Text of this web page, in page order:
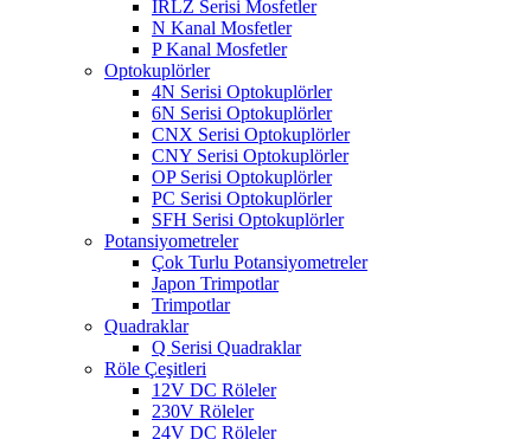
IRLZ Serisi Mosfetler
N Kanal Mosfetler
P Kanal Mosfetler
Optokuplörler
4N Serisi Optokuplörler
6N Serisi Optokuplörler
CNX Serisi Optokuplörler
CNY Serisi Optokuplörler
OP Serisi Optokuplörler
PC Serisi Optokuplörler
SFH Serisi Optokuplörler
Potansiyometreler
Çok Turlu Potansiyometreler
Japon Trimpotlar
Trimpotlar
Quadraklar
Q Serisi Quadraklar
Röle Çeşitleri
12V DC Röleler
230V Röleler
24V DC Röleler